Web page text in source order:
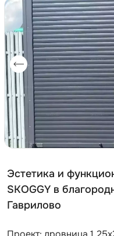
Эстетика и
SKOGGY в
Гаврилово